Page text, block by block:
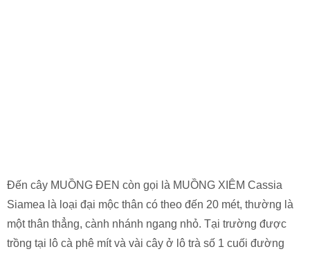
Đến cây MUỒNG ĐEN còn gọi là MUỒNG XIÊM Cassia
Siamea là loại đại mộc thân có theo đến 20 mét, thường là
một thân thẳng, cành nhánh ngang nhỏ. Tại trường được
trồng tại lô cà phê mít và vài cây ở lô trà số 1 cuối đường